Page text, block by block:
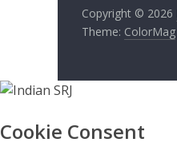
Copyright © 2026
Theme: ColorMag